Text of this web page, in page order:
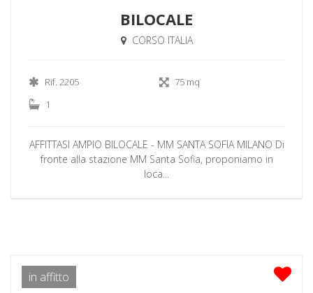
BILOCALE
CORSO ITALIA
Rif. 2205
75 mq
1
AFFITTASI AMPIO BILOCALE - MM SANTA SOFIA MILANO Di
fronte alla stazione MM Santa Sofia, proponiamo in
loca...
in affitto